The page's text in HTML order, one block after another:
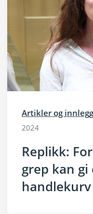
Artikler og innlegg
2024
Replikk:
grep kan gi
handlekurv